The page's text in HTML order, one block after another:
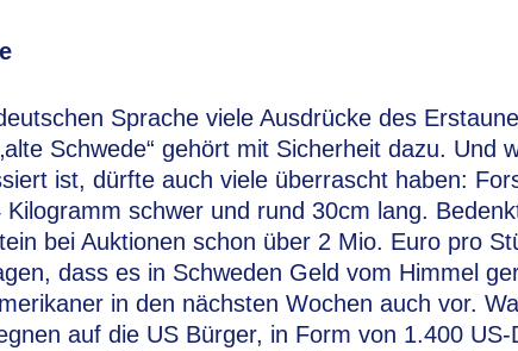
Sprache viele Ausdrücke des
Schwede“ gehört mit Sicherheit dazu. Und
ist, dürfte auch viele überrascht haben:
schwer und rund 30cm lang.
bei Auktionen schon über 2 Mio. Euro pro
dass es in Schweden Geld vom Himmel
in den nächsten Wochen auch vor.
auf die US Bürger, in Form von 1.400